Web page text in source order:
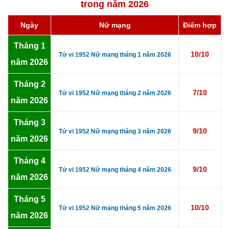
trong năm 2026
Ngày Nữ mạng Điểm hợp
Tháng 1
năm 2026
Tử vi 1952 Nữ mạng tháng 1 năm 2026 10/10
Tháng 2
năm 2026
Tử vi 1952 Nữ mạng tháng 2 năm 2026 7/10
Tháng 3
năm 2026
Tử vi 1952 Nữ mạng tháng 3 năm 2026 9/10
Tháng 4
năm 2026
Tử vi 1952 Nữ mạng tháng 4 năm 2026 9/10
Tháng 5
năm 2026
Tử vi 1952 Nữ mạng tháng 5 năm 2026 10/10